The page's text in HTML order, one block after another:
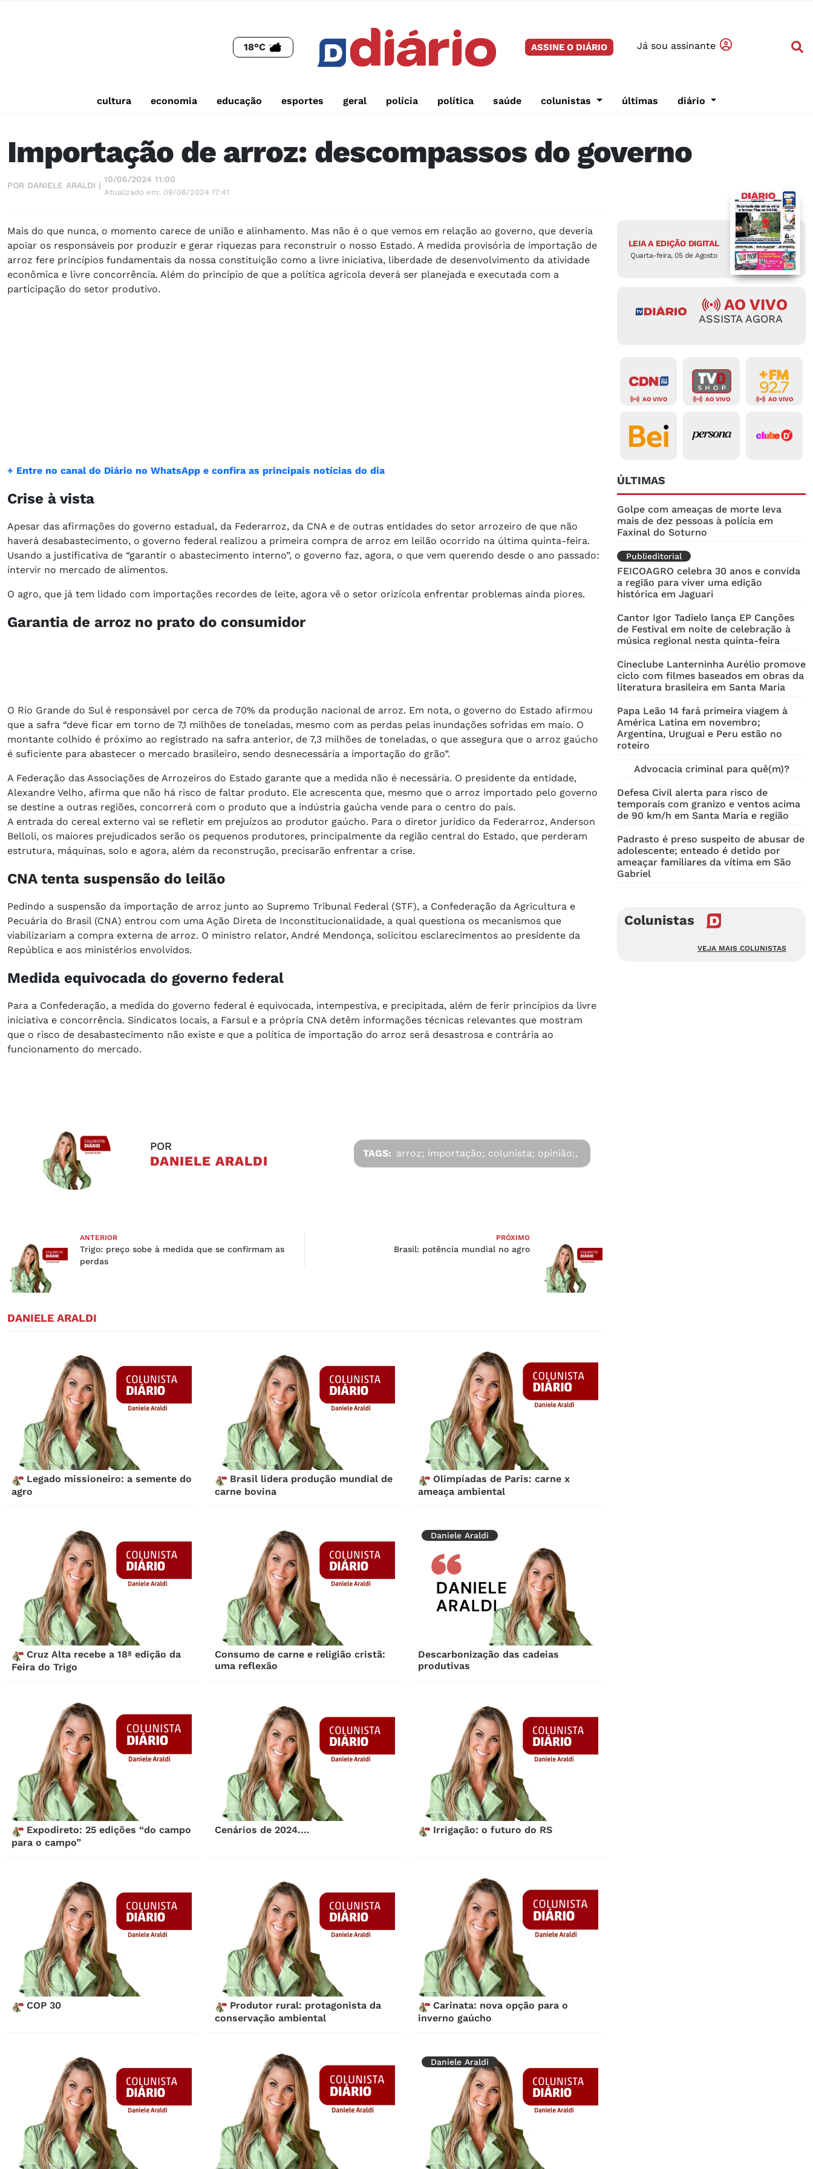
18°C ASSINE O DIÁRIO Já sou assinante
cultura economia educação esportes geral polícia política saúde colunistas últimas diário
Importação de arroz: descompassos do governo
POR DANIELE ARALDI |
10/06/2024 11:00
Atualizado em: 09/06/2024 17:41
Mais do que nunca, o momento carece de união e alinhamento. Mas não é o que vemos em relação ao governo, que deveria
apoiar os responsáveis por produzir e gerar riquezas para reconstruir o nosso Estado. A medida provisória de importação de
arroz fere princípios fundamentais da nossa constituição como a livre iniciativa, liberdade de desenvolvimento da atividade
econômica e livre concorrência. Além do princípio de que a política agrícola deverá ser planejada e executada com a
participação do setor produtivo.
+ Entre no canal do Diário no WhatsApp e confira as principais notícias do dia
Crise à vista
Apesar das afirmações do governo estadual, da Federarroz, da CNA e de outras entidades do setor arrozeiro de que não
haverá desabastecimento, o governo federal realizou a primeira compra de arroz em leilão ocorrido na última quinta-feira.
Usando a justificativa de “garantir o abastecimento interno”, o governo faz, agora, o que vem querendo desde o ano passado:
intervir no mercado de alimentos.
O agro, que já tem lidado com importações recordes de leite, agora vê o setor orizícola enfrentar problemas ainda piores.
Garantia de arroz no prato do consumidor
O Rio Grande do Sul é responsável por cerca de 70% da produção nacional de arroz. Em nota, o governo do Estado afirmou
que a safra “deve ficar em torno de 7,1 milhões de toneladas, mesmo com as perdas pelas inundações sofridas em maio. O
montante colhido é próximo ao registrado na safra anterior, de 7,3 milhões de toneladas, o que assegura que o arroz gaúcho
é suficiente para abastecer o mercado brasileiro, sendo desnecessária a importação do grão”.
A Federação das Associações de Arrozeiros do Estado garante que a medida não é necessária. O presidente da entidade,
Alexandre Velho, afirma que não há risco de faltar produto. Ele acrescenta que, mesmo que o arroz importado pelo governo
se destine a outras regiões, concorrerá com o produto que a indústria gaúcha vende para o centro do país.
A entrada do cereal externo vai se refletir em prejuízos ao produtor gaúcho. Para o diretor jurídico da Federarroz, Anderson
Belloli, os maiores prejudicados serão os pequenos produtores, principalmente da região central do Estado, que perderam
estrutura, máquinas, solo e agora, além da reconstrução, precisarão enfrentar a crise.
CNA tenta suspensão do leilão
Pedindo a suspensão da importação de arroz junto ao Supremo Tribunal Federal (STF), a Confederação da Agricultura e
Pecuária do Brasil (CNA) entrou com uma Ação Direta de Inconstitucionalidade, a qual questiona os mecanismos que
viabilizariam a compra externa de arroz. O ministro relator, André Mendonça, solicitou esclarecimentos ao presidente da
República e aos ministérios envolvidos.
Medida equivocada do governo federal
Para a Confederação, a medida do governo federal é equivocada, intempestiva, e precipitada, além de ferir princípios da livre
iniciativa e concorrência. Sindicatos locais, a Farsul e a própria CNA detêm informações técnicas relevantes que mostram
que o risco de desabastecimento não existe e que a política de importação do arroz será desastrosa e contrária ao
funcionamento do mercado.
POR
DANIELE ARALDI
TAGS: arroz; importação; colunista; opinião;,
ANTERIOR
Trigo: preço sobe à medida que se confirmam as
perdas
PRÓXIMO
Brasil: potência mundial no agro
DANIELE ARALDI
Legado missioneiro: a semente do
agro
Brasil lidera produção mundial de
carne bovina
Olimpíadas de Paris: carne x
ameaça ambiental
Cruz Alta recebe a 18ª edição da
Feira do Trigo
Consumo de carne e religião cristã:
uma reflexão
Daniele Araldi
Descarbonização das cadeias
produtivas
Expodireto: 25 edições “do campo
para o campo”
Cenários de 2024.... Irrigação: o futuro do RS
COP 30
Produtor rural: protagonista da
conservação ambiental
Carinata: nova opção para o
inverno gaúcho
Daniele Araldi
LEIA A EDIÇÃO DIGITAL
Quarta-feira, 05 de Agosto
AO VIVO
ASSISTA AGORA
AO VIVO AO VIVO AO VIVO
ÚLTIMAS
Golpe com ameaças de morte leva
mais de dez pessoas à polícia em
Faxinal do Soturno
Publieditorial
FEICOAGRO celebra 30 anos e convida
a região para viver uma edição
histórica em Jaguari
Cantor Igor Tadielo lança EP Canções
de Festival em noite de celebração à
música regional nesta quinta-feira
Cineclube Lanterninha Aurélio promove
ciclo com filmes baseados em obras da
literatura brasileira em Santa Maria
Papa Leão 14 fará primeira viagem à
América Latina em novembro;
Argentina, Uruguai e Peru estão no
roteiro
Advocacia criminal para quê(m)?
Defesa Civil alerta para risco de
temporais com granizo e ventos acima
de 90 km/h em Santa Maria e região
Padrasto é preso suspeito de abusar de
adolescente; enteado é detido por
ameaçar familiares da vítima em São
Gabriel
Colunistas
VEJA MAIS COLUNISTAS